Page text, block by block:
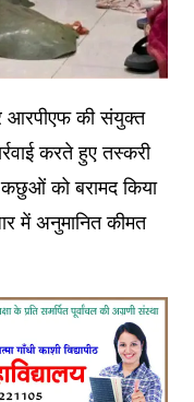
आरपीएफ की संयुक्त
करते हुए तस्करी
को बरामद किया
में अनुमानित कीमत